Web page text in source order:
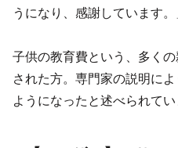
うになり、感謝しています。
子供の教育費という、多く
された方。専門家の説明に
ようになったと述べられてい